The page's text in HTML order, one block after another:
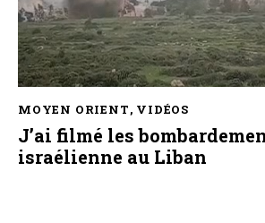
MOYEN ORIENT, VIDÉOS
J’ai filmé les
israélienne au Liban